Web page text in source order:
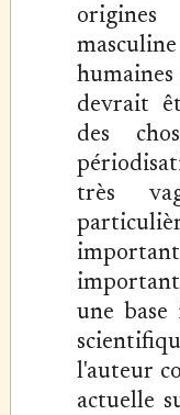
devrait
des
très
une
l'auteur
actuelle